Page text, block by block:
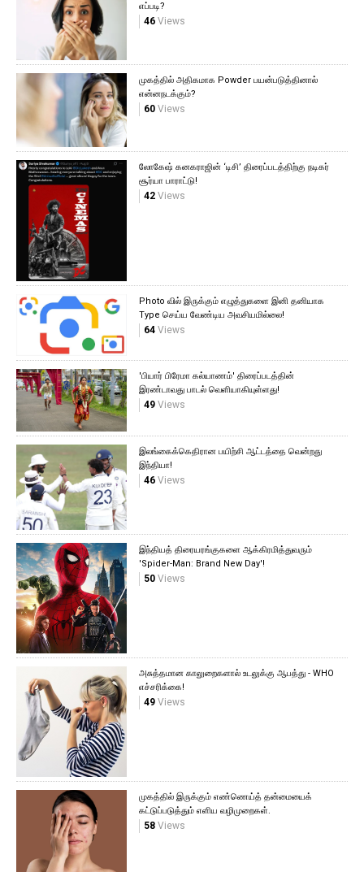
எப்படி?
46Views
முகத்தில் அதிகமாக Powder பயன்படுத்தினால்
என்னநடக்கும்?
60Views
லோகேஷ் கனகராஜின் ‘டிசி’ திரைப்படத்திற்கு நடிகர்
சூர்யா பாராட்டு!
42Views
Photo வில் இருக்கும் எழுத்துகளை இனி தனியாக
Type செய்ய வேண்டிய அவசியமில்லை!
64Views
'பியார் பிரேமா கல்யாணம்' திரைப்படத்தின்
இரண்டாவது பாடல் வெளியாகியுள்ளது!
49Views
இலங்கைக்கெதிரான பயிற்சி ஆட்டத்தை வென்றது
இந்தியா!
46Views
இந்தியத் திரையரங்குகளை ஆக்கிரமித்துவரும்
'Spider-Man: Brand New Day'!
50Views
அசுத்தமான காலுறைகளால் உடலுக்கு ஆபத்து - WHO
எச்சரிக்கை!
49Views
முகத்தில் இருக்கும் எண்ணெய்த் தன்மையைக்
கட்டுப்படுத்தும் எளிய வழிமுறைகள்.
58Views